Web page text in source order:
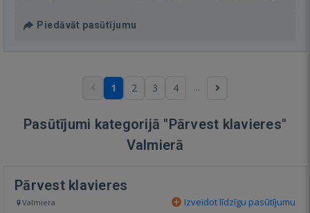
Piedāvāt pasūtījumu
1 2 3 4 ...
Pasūtījumi kategorijā "Pārvest klavieres"
Valmierā
Pārvest klavieres
Valmiera Izveidot līdzīgu pasūtījumu